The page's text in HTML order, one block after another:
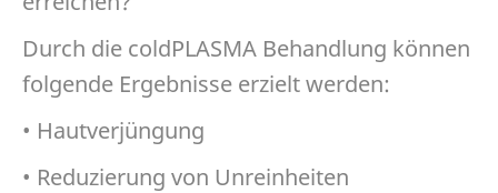
Durch die coldPLASMA Behandlung können
folgende Ergebnisse erzielt werden:
• Hautverjüngung
• Reduzierung von Unreinheiten